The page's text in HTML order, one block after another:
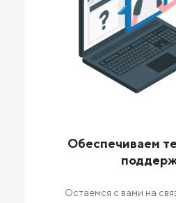
Обеспечиваем
Остаемся с вами на